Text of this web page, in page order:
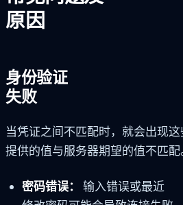
原因
身份验证
失败
当凭证之间不匹配时，就会出现
提供的值与服务器期望的值不匹
密码错误：
输入错误或最近